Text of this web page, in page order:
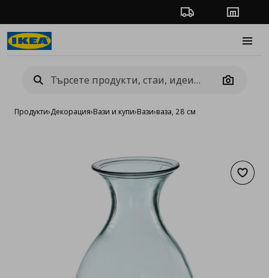
Проследяване на
Camera
Продукти›Декорация›Вази и купи›Вази›ваза, 28 см